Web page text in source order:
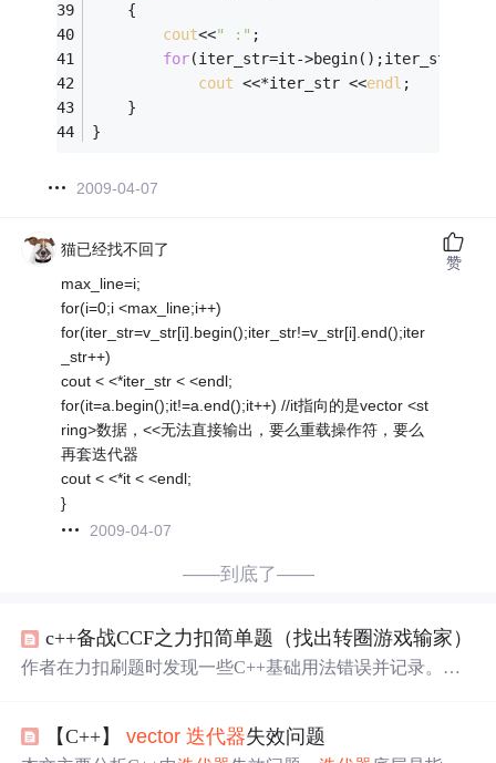
	{
cout<<" :" ;
for(iter_str=it-
cout <<*iter_str <<endl ;
	}
}
2009-04-07
猫已经找不回了
max_line=i;
for(i=0;i <max_line;i++)
for(iter_str=v_str[i].begin();iter_str!=v_str[i].end();iter
_str++)
cout < <*iter_str < <endl;
for(it=a.begin();it!=a.end();it++) //it指向的是vector <st
ring>数据，<<无法直接输出，要么重载操作符，要么
再套迭代器
cout < <*it < <endl;
}
2009-04-07
赞
——到底了——
c++备战CCF之力扣简单题（找出转圈游戏输家）
作者在力扣刷题时发现一些C++基础用法错误并记录。包
arr[5]={0}只能全初始化为0；vector输出
【C++】vector 迭代器失效问题